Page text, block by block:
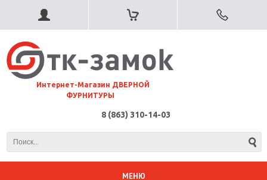
⠀Интернет-Магазин ДВЕРНОЙ
ФУРНИТУРЫ
8 (863) 310-14-03
МЕНЮ